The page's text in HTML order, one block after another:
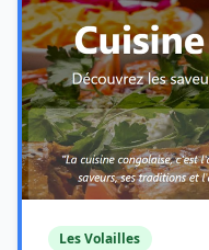
Les Volailles